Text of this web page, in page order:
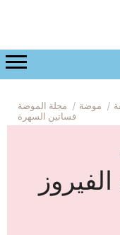
موضة
مجلة الموضة موضة
فساتين السهرة